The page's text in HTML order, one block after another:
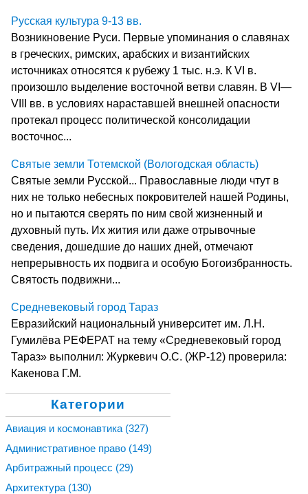
Русская культура 9-13 вв.
Возникновение Руси. Первые упоминания о славянах
в греческих, римс­ких, арабских и византийских
источниках относятся к рубежу 1 тыс. н.э. К VI в.
произошло выделение восточ­ной ветви славян. В VI—
VIII вв. в условиях нарастав­шей внешней опасности
протекал процесс политической консолидации
восточнос...
Святые земли Тотемской (Вологодская область)
Святые земли Русской... Православные люди чтут в
них не только небесных покровителей нашей Родины,
но и пытаются сверять по ним свой жизненный и
духовный путь. Их жития или даже отрывочные
сведения, дошедшие до наших дней, отмечают
непрерывность их подвига и особую Богоизбранность.
Святость подвижни...
Средневековый город Тараз
Евразийский национальный университет им. Л.Н.
Гумилёва РЕФЕРАТ на тему «Средневековый город
Тараз» выполнил: Журкевич О.С. (ЖР-12) проверила:
Какенова Г.М.
Категории
Авиация и космонавтика (327)
Административное право (149)
Арбитражный процесс (29)
Архитектура (130)